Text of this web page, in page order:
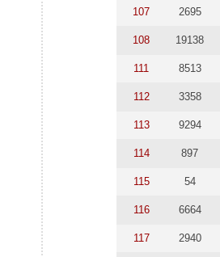
107 2695
108 19138
111 8513
112 3358
113 9294
114 897
115 54
116 6664
117 2940